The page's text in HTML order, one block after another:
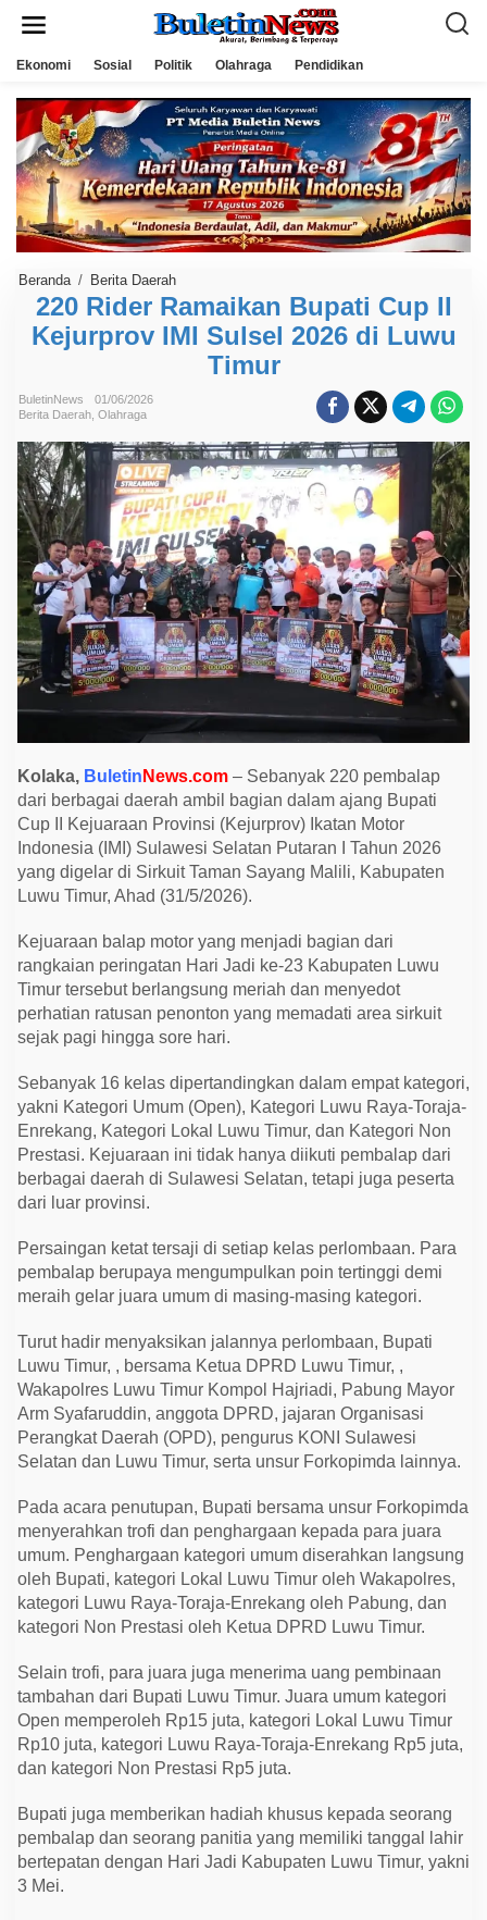
Ekonomi Sosial Politik Olahraga Pendidikan
Beranda / Berita Daerah
2
0
R
i
m
a
i
k
a
n
B
u
p
a
t
i
C
u
p
K
e
u
r
p
r
o
v
I
M
I
u
l
s
l
2
0
2
d
L
u
w
u
T
r
220 Rider Ramaikan Bupati Cup II
Kejurprov IMI Sulsel 2026 di Luwu
Timur
BuletinNews
01/06/2026
Berita Daerah Olahraga
Kolaka, Buletin News.com – Sebanyak 220 pembalap
dari berbagai daerah ambil bagian dalam ajang Bupati
Cup II Kejuaraan Provinsi (Kejurprov) Ikatan Motor
Indonesia (IMI) Sulawesi Selatan Putaran I Tahun 2026
yang digelar di Sirkuit Taman Sayang Malili, Kabupaten
Luwu Timur, Ahad (31/5/2026).
Kejuaraan balap motor yang menjadi bagian dari
rangkaian peringatan Hari Jadi ke-23 Kabupaten Luwu
Timur tersebut berlangsung meriah dan menyedot
perhatian ratusan penonton yang memadati area sirkuit
sejak pagi hingga sore hari.
Sebanyak 16 kelas dipertandingkan dalam empat kategori,
yakni Kategori Umum (Open), Kategori Luwu Raya-Toraja-
Enrekang, Kategori Lokal Luwu Timur, dan Kategori Non
Prestasi. Kejuaraan ini tidak hanya diikuti pembalap dari
berbagai daerah di Sulawesi Selatan, tetapi juga peserta
dari luar provinsi.
Persaingan ketat tersaji di setiap kelas perlombaan. Para
pembalap berupaya mengumpulkan poin tertinggi demi
meraih gelar juara umum di masing-masing kategori.
Turut hadir menyaksikan jalannya perlombaan, Bupati
Luwu Timur, , bersama Ketua DPRD Luwu Timur, ,
Wakapolres Luwu Timur Kompol Hajriadi, Pabung Mayor
Arm Syafaruddin, anggota DPRD, jajaran Organisasi
Perangkat Daerah (OPD), pengurus KONI Sulawesi
Selatan dan Luwu Timur, serta unsur Forkopimda lainnya.
Pada acara penutupan, Bupati bersama unsur Forkopimda
menyerahkan trofi dan penghargaan kepada para juara
umum. Penghargaan kategori umum diserahkan langsung
oleh Bupati, kategori Lokal Luwu Timur oleh Wakapolres,
kategori Luwu Raya-Toraja-Enrekang oleh Pabung, dan
kategori Non Prestasi oleh Ketua DPRD Luwu Timur.
Selain trofi, para juara juga menerima uang pembinaan
tambahan dari Bupati Luwu Timur. Juara umum kategori
Open memperoleh Rp15 juta, kategori Lokal Luwu Timur
Rp10 juta, kategori Luwu Raya-Toraja-Enrekang Rp5 juta,
dan kategori Non Prestasi Rp5 juta.
Bupati juga memberikan hadiah khusus kepada seorang
pembalap dan seorang panitia yang memiliki tanggal lahir
bertepatan dengan Hari Jadi Kabupaten Luwu Timur, yakni
3 Mei.